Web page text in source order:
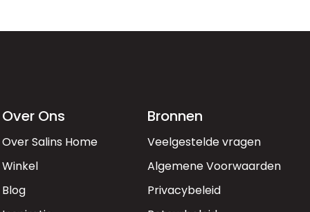
Over Ons
Over Salins Home
Winkel
Blog
Bronnen
Veelgestelde vragen
Algemene Voorwaarden
Privacybeleid